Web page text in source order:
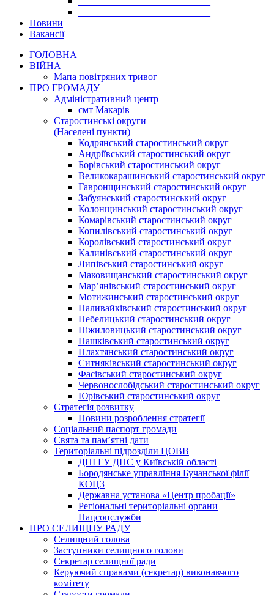
Новини
Вакансії
ГОЛОВНА
ВІЙНА
Мапа повітряних тривог
ПРО ГРОМАДУ
Aдміністративний центр
смт Макарів
Старостинські округи
(Населені пункти)
Кодрянський старостинський округ
Андріївський старостинський округ
Борівський старостинський округ
Великокарашинський старостинський округ
Гавронщинський старостинський округ
Забуянський старостинський округ
Колонщинський старостинський округ
Комарівський старостинський округ
Копилівський старостинський округ
Королівський старостинський округ
Калинівський старостинський округ
Липівський старостинський округ
Маковищанський старостинський округ
Мар’янівський старостинський округ
Мотижинський старостинський округ
Наливайківський старостинський округ
Небелицький старостинський округ
Ніжиловицький старостинський округ
Пашківський старостинський округ
Плахтянський старостинський округ
Ситняківський старостинський округ
Фасівський старостинський округ
Червонослобідський старостинський округ
Юрівський старостинський округ
Стратегія розвитку
Новини розроблення стратегії
Соціальний паспорт громади
Свята та пам’ятні дати
Територіальні підрозділи ЦОВВ
ДПІ ГУ ДПС у Київській області
Бородянське управління Бучанської філії
КОЦЗ
Державна установа «Центр пробації»
Регіональні територіальні органи
Нацсоцслужби
ПРО СЕЛИЩНУ РАДУ
Селищний голова
Заступники селищного голови
Секретар селищної ради
Керуючий справами (секретар) виконавчого
комітету